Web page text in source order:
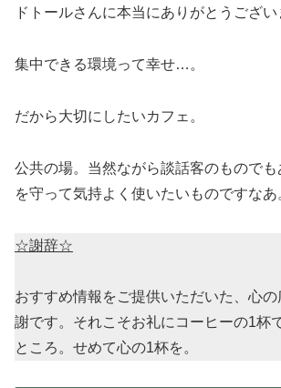
ドトールさんに本当にありがとうござい
集中できる環境って幸せ…。
だから大切にしたいカフェ。
公共の場。当然ながら談話客のもので
を守って気持よく使いたいものですなあ
☆謝辞☆
おすすめ情報をご提供いただいた、心
謝です。それこそお礼にコーヒーの1杯
ところ。せめて心の1杯を。